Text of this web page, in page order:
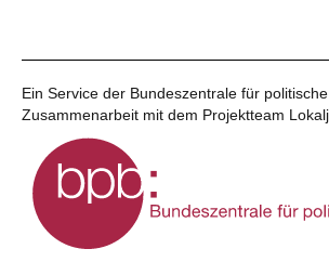
Ein Service der Bundeszentrale für
Zusammenarbeit mit dem Projektteam